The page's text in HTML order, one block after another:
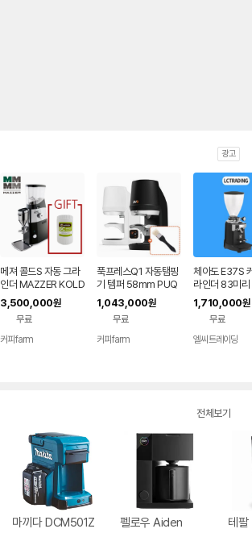
광고
메져 콜드S 자동 그라
인더 MAZZER KOLD
S 코니컬칼날 71미리
(+그라인더클리너)
3,500,000원
무료
커피farm
푹프레스Q1 자동탬핑
기 템퍼 58mm PUQ
1,043,000원
무료
커피farm
체아도 E37S
라인더 83미리
1,710,000원
무료
엘씨트레이딩
전체보기
마끼다 DCM501Z
펠로우 Aiden
테팔